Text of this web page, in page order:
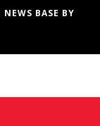
NEWS BASE BY